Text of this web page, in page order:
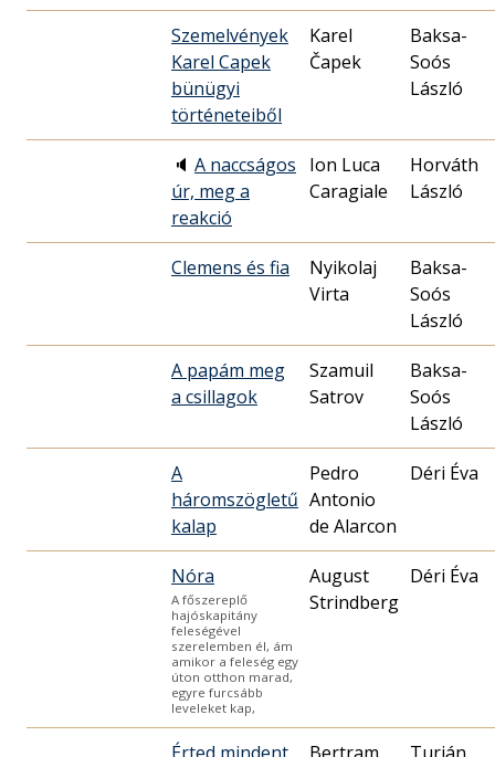
Szemelvények
Karel Capek
bünügyi
történeteiből
Karel
Čapek
Baksa-
Soós
László
🔈 A naccságos
úr, meg a
reakció
Ion Luca
Caragiale
Horváth
László
Clemens és fia
Nyikolaj
Virta
Baksa-
Soós
László
A papám meg
a csillagok
Szamuil
Satrov
Baksa-
Soós
László
A
háromszögletű
kalap
Pedro
Antonio
de Alarcon
Déri Éva
Nóra
A főszereplő
hajóskapitány
feleségével
szerelemben él, ám
amikor a feleség egy
úton otthon marad,
egyre furcsább
leveleket kap,
August
Strindberg
Déri Éva